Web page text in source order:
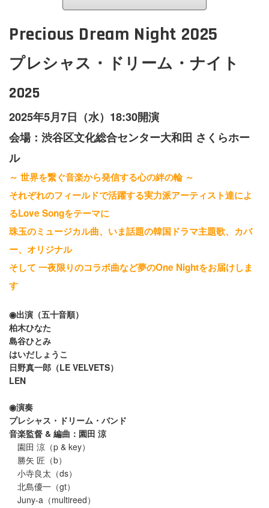
Precious Dream Night 2025
プレシャス・ドリーム・ナイト
2025
2025年5月7日（水）18:30開演
会場：渋谷区文化総合センター大和田 さくらホー
ル
～ 世界を繋ぐ音楽から発信する心の絆の輪 ～
それぞれのフィールドで活躍する実力派アーティスト達によ
るLove Songをテーマに
珠玉のミュージカル曲、いま話題の韓国ドラマ主題歌、カバ
ー、オリジナル
そして 一夜限りのコラボ曲など夢のOne Nightをお届けしま
す
◉出演（五十音順）
柏木ひなた
島谷ひとみ
はいだしょうこ
日野真一郎（LE VELVETS）
LEN
◉演奏
プレシャス・ドリーム・バンド
音楽監督 & 編曲：園田 涼
園田 涼（p & key）
勝矢 匠（b）
小寺良太（ds）
北島優一（gt）
Juny-a（multireed）